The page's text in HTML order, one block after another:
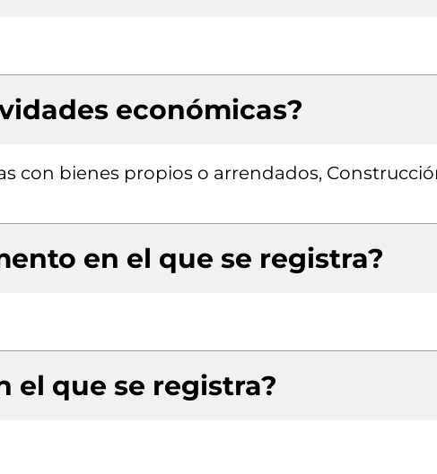
económicas?
con bienes propios o arrendados,
en el que se registra?
el que se registra?